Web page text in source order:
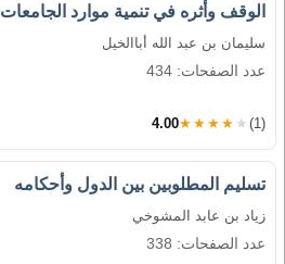
الوقف وأثره في تنمية موارد الجامعات
سليمان بن عبد الله أباالخيل
عدد الصفحات: 434
4.00★★★★★ (1)
تسليم المطلوبين بين الدول وأحكامه
زياد بن عابد المشوخي
عدد الصفحات: 338